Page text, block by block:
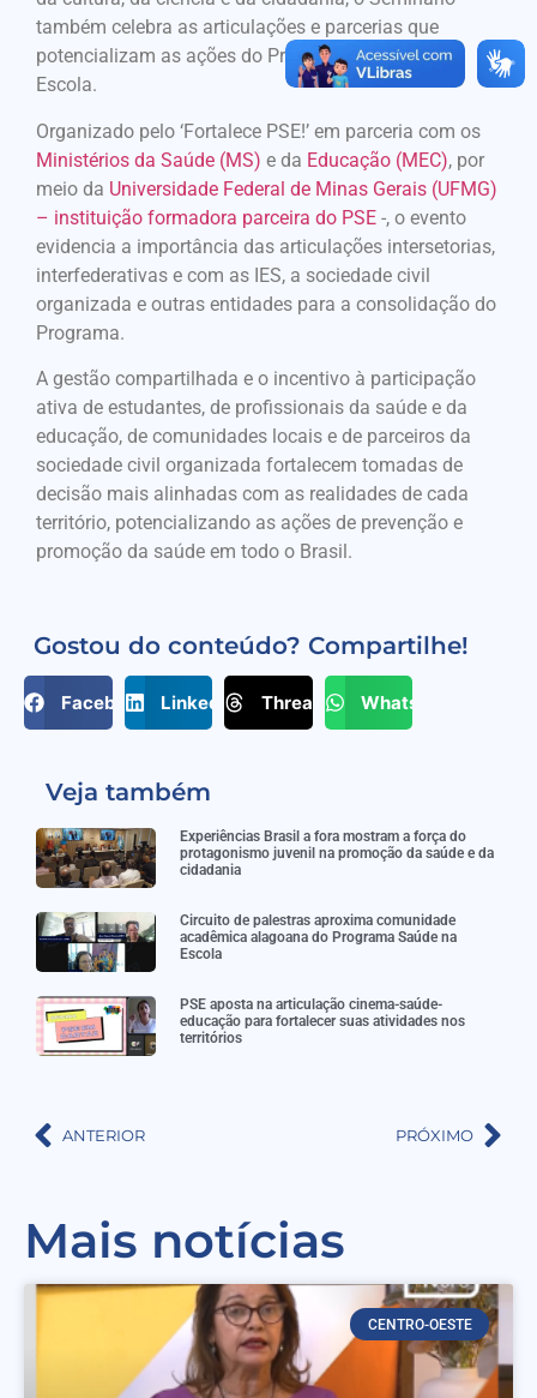
também celebra as articulações e parcerias que
potencializam as ações do Programa Saúde na
Escola.
Organizado pelo ‘Fortalece PSE!’ em parceria com os
Ministérios da Saúde (MS) e da Educação (MEC), por
meio da Universidade Federal de Minas Gerais (UFMG)
– instituição formadora parceira do PSE -, o evento
evidencia a importância das articulações intersetorias,
interfederativas e com as IES, a sociedade civil
organizada e outras entidades para a consolidação do
Programa.
A gestão compartilhada e o incentivo à participação
ativa de estudantes, de profissionais da saúde e da
educação, de comunidades locais e de parceiros da
sociedade civil organizada fortalecem tomadas de
decisão mais alinhadas com as realidades de cada
território, potencializando as ações de prevenção e
promoção da saúde em todo o Brasil.
Gostou do conteúdo? Compartilhe!
Facebook LinkedIn Threads WhatsApp
Veja também
Experiências Brasil a fora mostram a força do
protagonismo juvenil na promoção da saúde e da
cidadania
Circuito de palestras aproxima comunidade
acadêmica alagoana do Programa Saúde na
Escola
PSE aposta na articulação cinema-saúde-
educação para fortalecer suas atividades nos
territórios
ANTERIOR PRÓXIMO
Mais notícias
CENTRO-OESTE